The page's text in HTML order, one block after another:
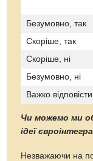
Безумовно, так
Скоріше, так
Скоріше, ні
Безумовно, ні
Важко відповісти
Чи можемо ми
ідеї
Незважаючи на